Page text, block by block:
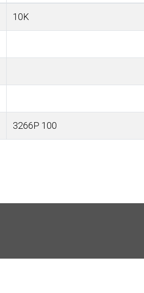
10K
3266P 100